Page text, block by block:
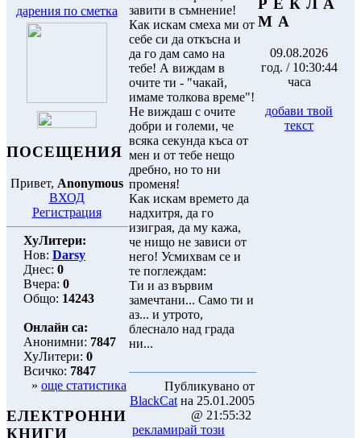
дарения по сметка
ПОСЕЩЕНИЯ
Привет, Anonymous
ВХОД
Регистрация
ХуЛитери:
Нов: Darsy
Днес: 0
Вчера: 0
Общо: 14243
Онлайн са:
Анонимни: 7847
ХуЛитери: 0
Всичко: 7847
» още статистика
ЕЛЕКТРОННИ
КНИГИ
завити в съмнение!
Как искам смеха ми от
себе си да откъсна и
да го дам само на
тебе! А виждам в
очите ти - "чакай,
имаме толкова време"!
Не виждаш с очите
добри и големи, че
всяка секунда къса от
мен и от тебе нещо
дребно, но то ни
променя!
Как искам времето да
надхитря, да го
изиграя, да му кажа,
че нищо не зависи от
него! Усмихвам се и
те поглеждам:
Ти и аз вървим
замечтани... Само ти и
аз... и утрото,
блеснало над града
ни...
Публикувано от
BlackCat на 25.01.2005
@ 21:55:32
рекламирай този
Р Е К Л А
М А
09.08.2026
год. / 10:30:44
часа
добави твой
текст